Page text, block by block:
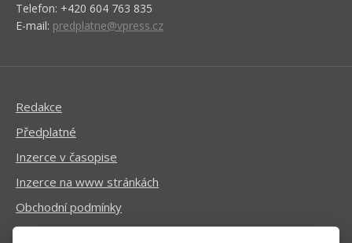
Telefon: +420 604 763 835
E-mail: predplatne@vpress.cz
Redakce
Předplatné
Inzerce v časopise
Inzerce na www stránkách
Obchodní podmínky
Ochrana osobních údajů